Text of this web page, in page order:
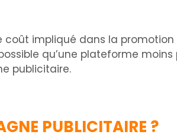
impliqué dans la
qu’une plateforme
publicitaire.
PUBLICITAIRE ?